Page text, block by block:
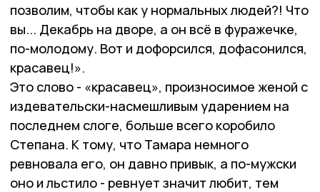
позволим, чтобы как у нормальных людей?! Что
вы... Декабрь на дворе, а он всё в фуражечке,
по-молодому. Вот и дофорсился, дофасонился,
красавец!».
Это слово - «красавец», произносимое женой с
издевательски-насмешливым ударением на
последнем слоге, больше всего коробило
Степана. К тому, что Тамара немного
ревновала его, он давно привык, а по-мужски
оно и льстило - ревнует значит любит, тем